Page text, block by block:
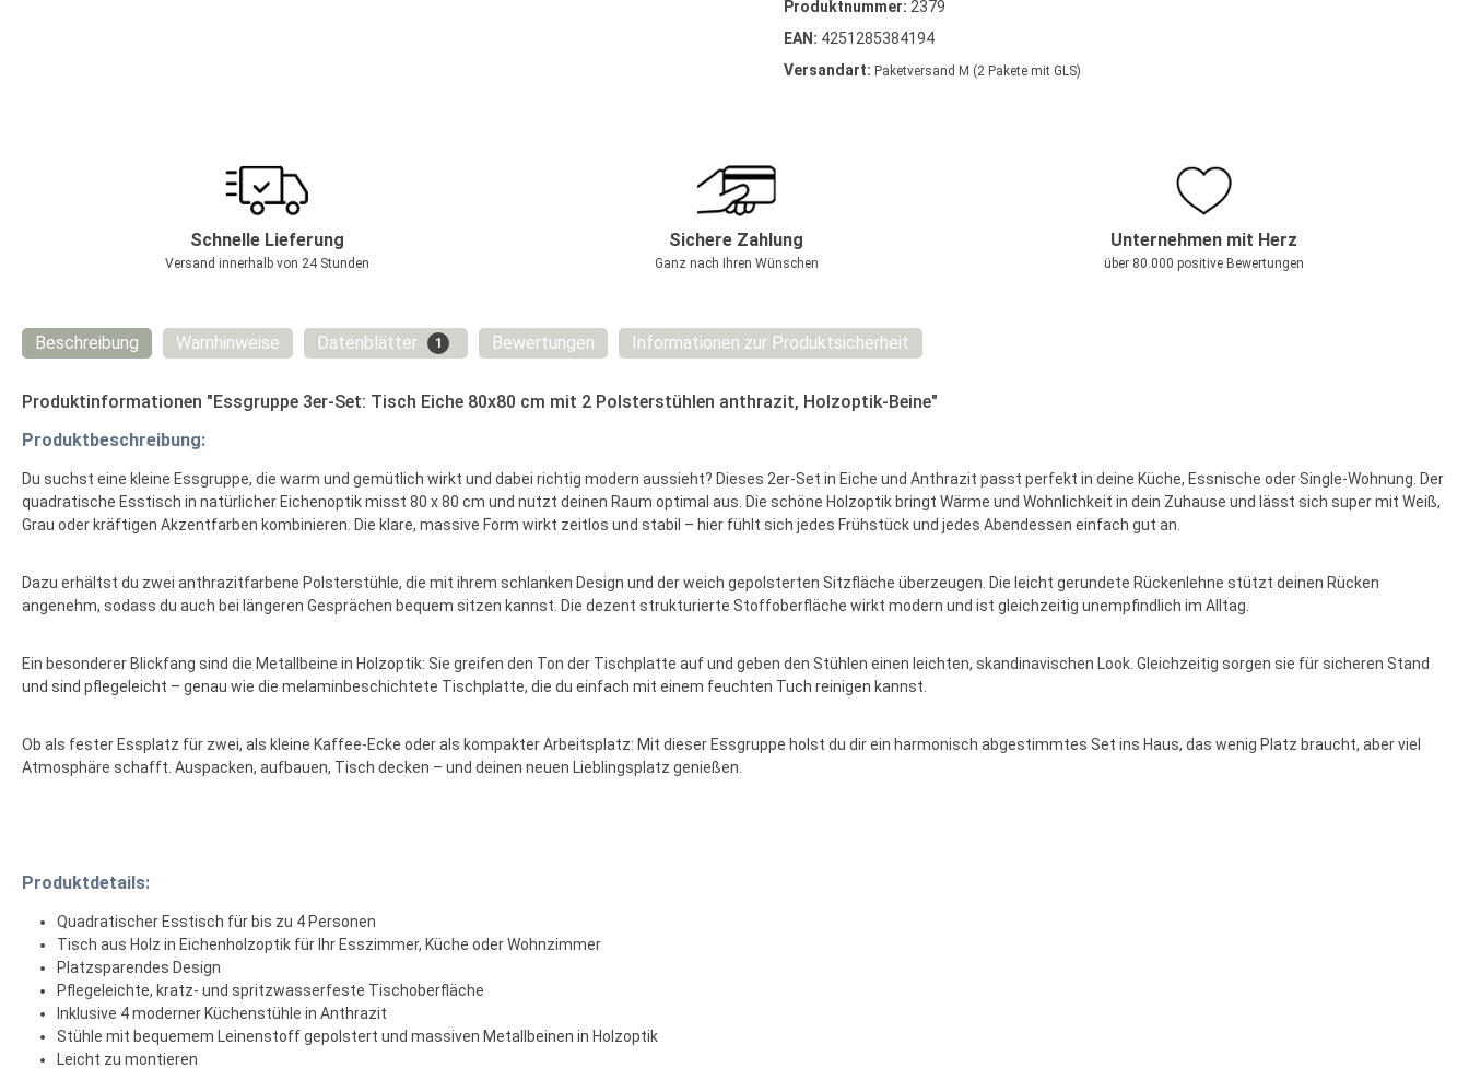
Produktnummer: 2379
EAN: 4251285384194
Versandart: Paketversand M (2 Pakete mit GLS)
Schnelle Lieferung
Versand innerhalb von 24 Stunden
Sichere Zahlung
Ganz nach Ihren Wünschen
Unternehmen mit Herz
über 80.000 positive Bewertungen
Beschreibung Warnhinweise Datenblätter 1 Bewertungen Informationen zur Produktsicherheit
Produktinformationen "Essgruppe 3er-Set: Tisch Eiche 80x80 cm mit 2 Polsterstühlen anthrazit, Holzoptik-Beine"
Produktbeschreibung:
Du suchst eine kleine Essgruppe, die warm und gemütlich wirkt und dabei richtig modern aussieht? Dieses 2er-Set in Eiche und Anthrazit passt perfekt in deine Küche, Essnische oder Single-Wohnung. Der
quadratische Esstisch in natürlicher Eichenoptik misst 80 x 80 cm und nutzt deinen Raum optimal aus. Die schöne Holzoptik bringt Wärme und Wohnlichkeit in dein Zuhause und lässt sich super mit Weiß,
Grau oder kräftigen Akzentfarben kombinieren. Die klare, massive Form wirkt zeitlos und stabil – hier fühlt sich jedes Frühstück und jedes Abendessen einfach gut an.
Dazu erhältst du zwei anthrazitfarbene Polsterstühle, die mit ihrem schlanken Design und der weich gepolsterten Sitzfläche überzeugen. Die leicht gerundete Rückenlehne stützt deinen Rücken
angenehm, sodass du auch bei längeren Gesprächen bequem sitzen kannst. Die dezent strukturierte Stoffoberfläche wirkt modern und ist gleichzeitig unempfindlich im Alltag.
Ein besonderer Blickfang sind die Metallbeine in Holzoptik: Sie greifen den Ton der Tischplatte auf und geben den Stühlen einen leichten, skandinavischen Look. Gleichzeitig sorgen sie für sicheren Stand
und sind pflegeleicht – genau wie die melaminbeschichtete Tischplatte, die du einfach mit einem feuchten Tuch reinigen kannst.
Ob als fester Essplatz für zwei, als kleine Kaffee-Ecke oder als kompakter Arbeitsplatz: Mit dieser Essgruppe holst du dir ein harmonisch abgestimmtes Set ins Haus, das wenig Platz braucht, aber viel
Atmosphäre schafft. Auspacken, aufbauen, Tisch decken – und deinen neuen Lieblingsplatz genießen.
Produktdetails:
Quadratischer Esstisch für bis zu 4 Personen
Tisch aus Holz in Eichenholzoptik für Ihr Esszimmer, Küche oder Wohnzimmer
Platzsparendes Design
Pflegeleichte, kratz- und spritzwasserfeste Tischoberfläche
Inklusive 4 moderner Küchenstühle in Anthrazit
Stühle mit bequemem Leinenstoff gepolstert und massiven Metallbeinen in Holzoptik
Leicht zu montieren